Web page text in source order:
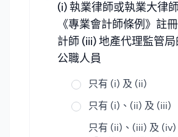
(i) 執業律師或執業大律
《專業會計師條例》註
計師 (iii) 地產代理監管
公職人員
只有 (i) 及 (ii)
只有 (i)、(ii) 及 (iii)
只有 (ii)、(iii) 及